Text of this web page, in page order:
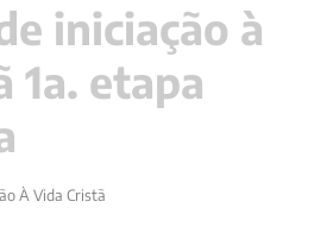
iniciação à
1a. etapa
À Vida Cristã